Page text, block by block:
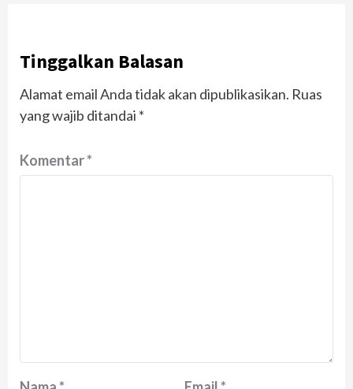
Tinggalkan Balasan
Alamat email Anda tidak akan dipublikasikan. Ruas
yang wajib ditandai *
Komentar*